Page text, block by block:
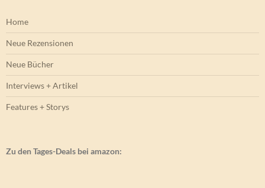
Home
Neue Rezensionen
Neue Bücher
Interviews + Artikel
Features + Storys
Zu den Tages-Deals bei amazon: